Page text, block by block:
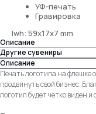
УФ-печать
Гравировка
lwh: 59x17x7 mm
Описание
Другие сувениры
Описание
Печать логотипа на флешке
продвинуть свой бизнес.
логотип будет четко виден